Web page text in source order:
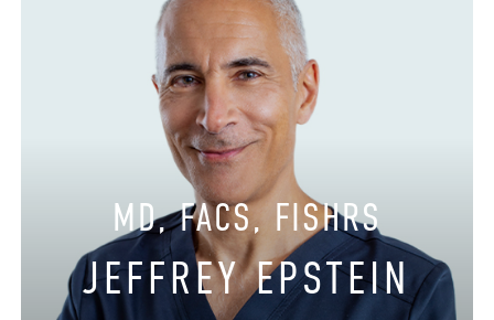
MD, FACS, FISHRS
JEFFREY EPSTEIN